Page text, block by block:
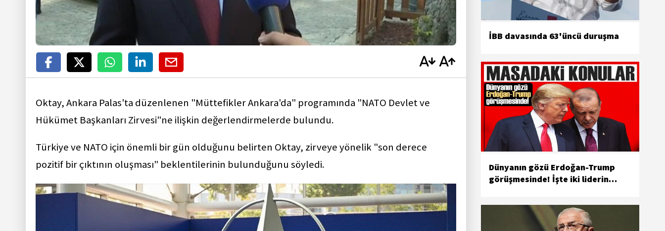
Oktay, Ankara Palas'ta düzenlenen "Müttefikler Ankara'da" programında "NATO Devlet ve
Hükümet Başkanları Zirvesi"ne ilişkin değerlendirmelerde bulundu.
Türkiye ve NATO için önemli bir gün olduğunu belirten Oktay, zirveye yönelik "son derece
pozitif bir çıktının oluşması" beklentilerinin bulunduğunu söyledi.
İBB davasında 63'üncü duruşma
Dünyanın gözü Erdoğan-Trump
görüşmesinde! İşte iki liderin